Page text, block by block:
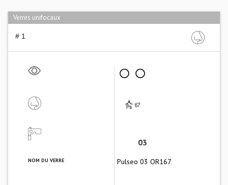
Verres unifocaux
# 1
03
NOM DU VERRE Pulseo 03 OR167